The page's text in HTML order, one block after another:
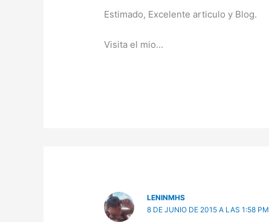
Estimado, Excelente articulo y Blog.
Visita el mio…
LENINMHS
8 DE JUNIO DE 2015 A LAS 1:58 PM